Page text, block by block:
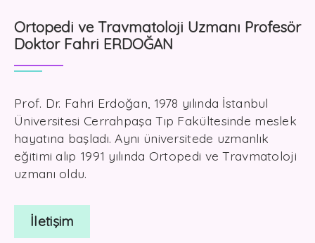
Ortopedi ve Travmatoloji Uzmanı Profesör
Doktor Fahri ERDOĞAN
Prof. Dr. Fahri Erdoğan, 1978 yılında İstanbul
Üniversitesi Cerrahpaşa Tıp Fakültesinde meslek
hayatına başladı. Aynı üniversitede uzmanlık
eğitimi alıp 1991 yılında Ortopedi ve Travmatoloji
uzmanı oldu.
İletişim